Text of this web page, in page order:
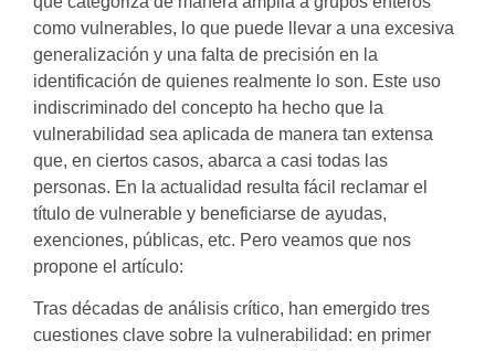
como vulnerables, lo que puede llevar a una excesiva
generalización y una falta de precisión en la
identificación de quienes realmente lo son. Este uso
indiscriminado del concepto ha hecho que la
vulnerabilidad sea aplicada de manera tan extensa
que, en ciertos casos, abarca a casi todas las
personas. En la actualidad resulta fácil reclamar el
título de vulnerable y beneficiarse de ayudas,
exenciones, públicas, etc. Pero veamos que nos
propone el artículo:
Tras décadas de análisis crítico, han emergido tres
cuestiones clave sobre la vulnerabilidad: en primer